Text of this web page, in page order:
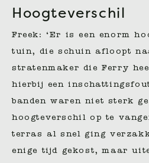
Hoogteverschil
Freek: ‘Er is een enorm
tuin, die schuin afloopt
stratenmaker die Ferry
hierbij een
banden waren niet sterk
hoogteverschil op te
terras al snel ging
enige tijd gekost, maar